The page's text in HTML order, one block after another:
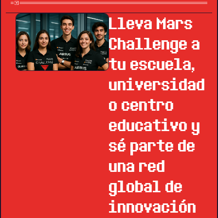
Lleva Mars
Challenge a
tu escuela,
universidad
o centro
educativo y
sé parte de
una red
global de
innovación